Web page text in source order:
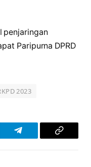
penjaringan
Paripurna DPRD
2023
Telegram
Copy